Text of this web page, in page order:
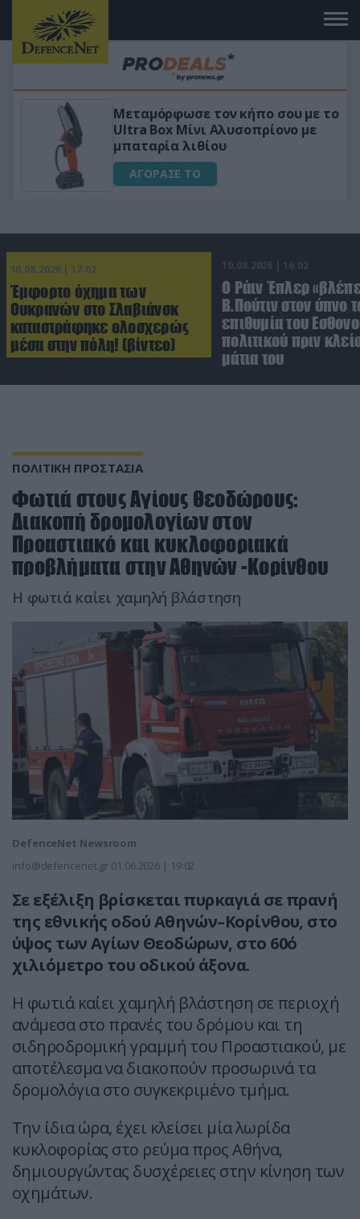
«Μαγική» φόρμουλα τριβόλι + VIP
για αύξηση της λίμπιντο
ΑΓΟΡΑΣΕ ΤΟ
10.08.2026 | 17:02
Έμφορτο όχημα των
Ουκρανών στο Σλαβιάνσκ
καταστράφηκε ολοσχερώς
μέσα στην πόλη! (βίντεο)
10.08.2026 | 16:02
Ο Ράιν Έπλερ
Β.Πούτιν στον ύπνο
επιθυμία του
πολιτικού πριν
μάτια του
ΠΟΛΙΤΙΚΗ ΠΡΟΣΤΑΣΙΑ
Φωτιά στους Αγίους Θεοδώρους:
Διακοπή δρομολογίων στον
Προαστιακό και κυκλοφοριακά
προβλήματα στην Αθηνών -Κορίνθου
Η φωτιά καίει χαμηλή βλάστηση
DefenceNet Newsroom
info@defencenet.gr 01.06.2026 | 19:02
Σε εξέλιξη βρίσκεται πυρκαγιά σε πρανή
της εθνικής οδού Αθηνών–Κορίνθου, στο
ύψος των Αγίων Θεοδώρων, στο 60ό
χιλιόμετρο του οδικού άξονα.
Η φωτιά καίει χαμηλή βλάστηση σε περιοχή
ανάμεσα στο πρανές του δρόμου και τη
σιδηροδρομική γραμμή του Προαστιακού, με
αποτέλεσμα να διακοπούν προσωρινά τα
δρομολόγια στο συγκεκριμένο τμήμα.
Την ίδια ώρα, έχει κλείσει μία λωρίδα
κυκλοφορίας στο ρεύμα προς Αθήνα,
δημιουργώντας δυσχέρειες στην κίνηση των
οχημάτων.